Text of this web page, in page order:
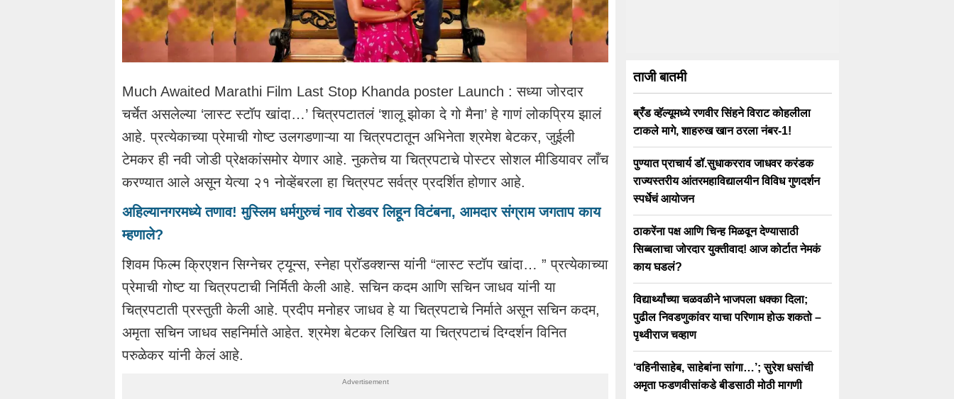
Much Awaited Marathi Film Last Stop Khanda poster Launch : सध्या जोरदार
चर्चेत असलेल्या ‘लास्ट स्टॉप खांदा…’ चित्रपटातलं ‘शालू झोका दे गो मैना’ हे गाणं लोकप्रिय झालं
आहे. प्रत्येकाच्या प्रेमाची गोष्ट उलगडणाऱ्या या चित्रपटातून अभिनेता श्रमेश बेटकर, जुईली
टेमकर ही नवी जोडी प्रेक्षकांसमोर येणार आहे. नुकतेच या चित्रपटाचे पोस्टर सोशल मीडियावर लाँच
करण्यात आले असून येत्या २१ नोव्हेंबरला हा चित्रपट सर्वत्र प्रदर्शित होणार आहे.
अहिल्यानगरमध्ये तणाव! मुस्लिम धर्मगुरुचं नाव रोडवर लिहून विटंबना, आमदार संग्राम जगताप काय
म्हणाले?
शिवम फिल्म क्रिएशन सिग्नेचर ट्यून्स, स्नेहा प्रॉडक्शन्स यांनी “लास्ट स्टॉप खांदा… ” प्रत्येकाच्या
प्रेमाची गोष्ट या चित्रपटाची निर्मिती केली आहे. सचिन कदम आणि सचिन जाधव यांनी या
चित्रपटाती प्रस्तुती केली आहे. प्रदीप मनोहर जाधव हे या चित्रपटाचे निर्माते असून सचिन कदम,
अमृता सचिन जाधव सहनिर्माते आहेत. श्रमेश बेटकर लिखित या चित्रपटाचं दिग्दर्शन विनित
परुळेकर यांनी केलं आहे.
ताजी बातमी
ब्रँड व्हॅल्यूमध्ये रणवीर सिंहने विराट कोहलीला
टाकले मागे, शाहरुख खान ठरला नंबर-1!
पुण्यात प्राचार्य डॉ.सुधाकरराव जाधवर करंडक
राज्यस्तरीय आंतरमहाविद्यालयीन विविध गुणदर्शन
स्पर्धेचं आयोजन
ठाकरेंना पक्ष आणि चिन्ह मिळवून देण्यासाठी
सिब्बलाचा जोरदार युक्तीवाद! आज कोर्टात नेमकं
काय घडलं?
विद्यार्थ्यांच्या चळवळीने भाजपला धक्का दिला;
पुढील निवडणुकांवर याचा परिणाम होऊ शकतो –
पृथ्वीराज चव्हाण
‘वहिनीसाहेब, साहेबांना सांगा…’; सुरेश धसांची
अमृता फडणवीसांकडे बीडसाठी मोठी मागणी